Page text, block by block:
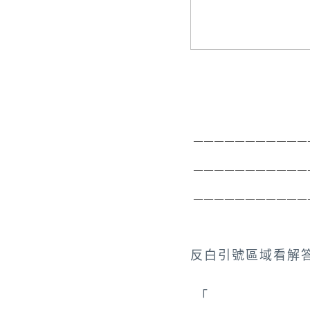
反白引號區域看解
「